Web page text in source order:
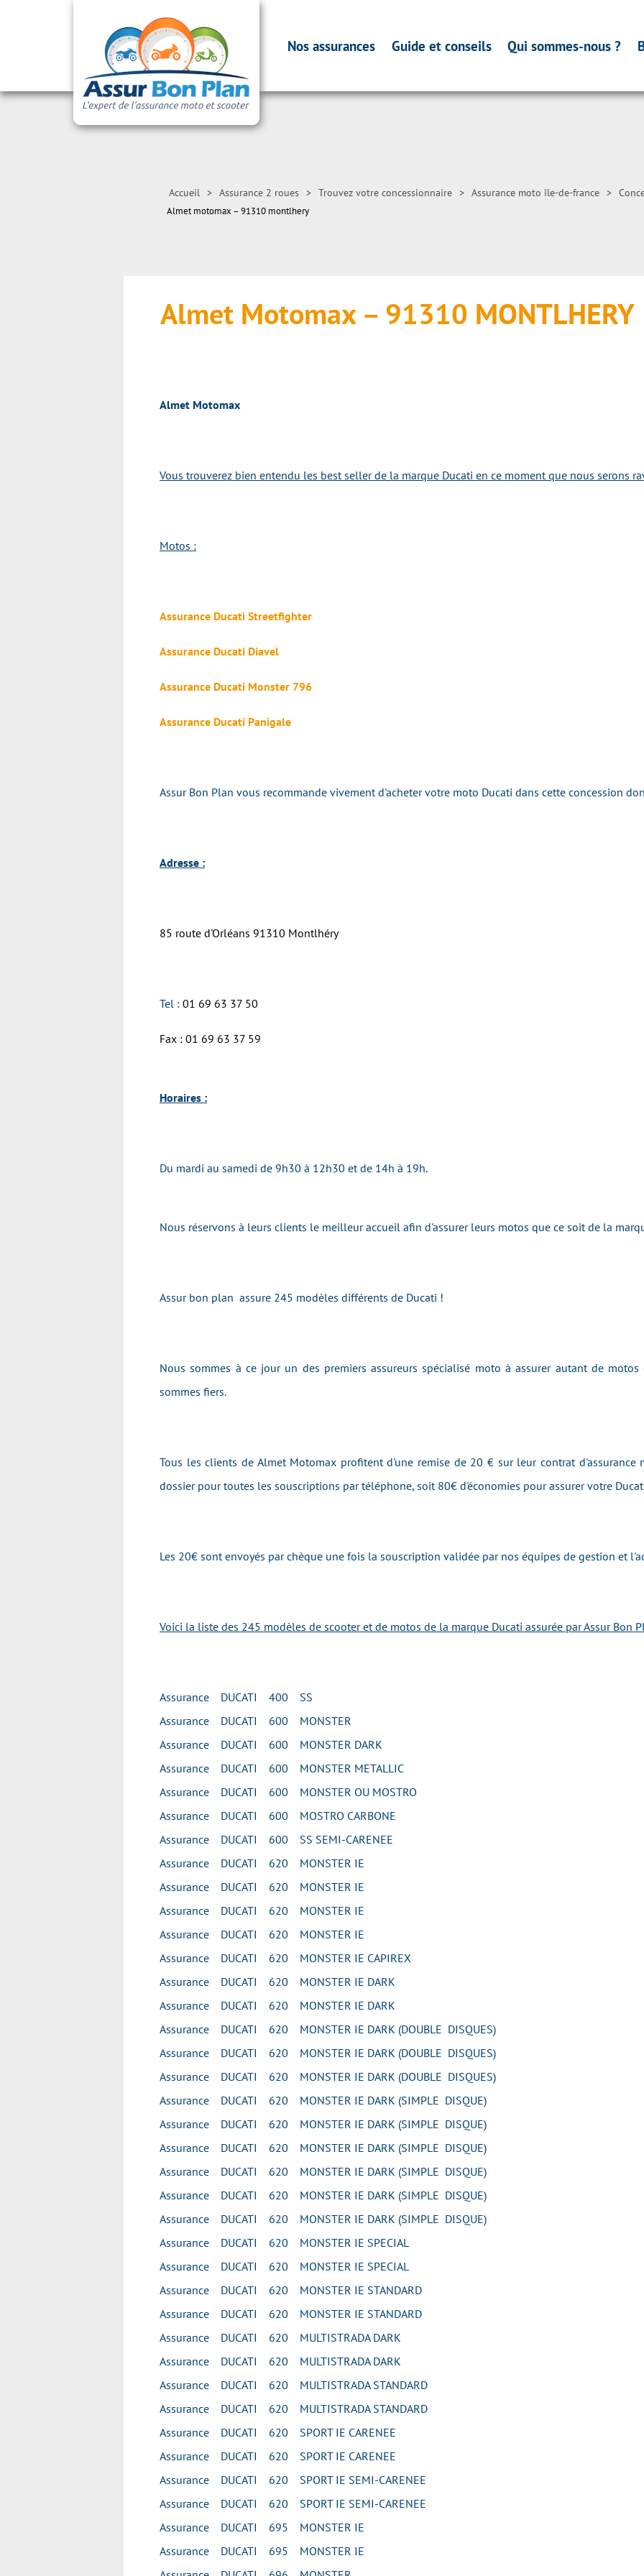
Nos assurances Guide et conseils Qui sommes-nous ?
Accueil > Assurance 2 roues > Trouvez votre concessionnaire > Assurance moto île-de-france >
Almet motomax – 91310 montlhery
Almet Motomax – 91310 MONTLHERY
Almet Motomax
Vous trouverez bien entendu les best seller de la marque Ducati en ce moment que nous serons
Motos :
Assurance Ducati Streetfighter
Assurance Ducati Diavel
Assurance Ducati Monster 796
Assurance Ducati Panigale
Assur Bon Plan vous recommande vivement d'acheter votre moto Ducati dans cette concession
Adresse :
85 route d'Orléans 91310 Montlhéry
Tel : 01 69 63 37 50
Fax : 01 69 63 37 59
Horaires :
Du mardi au samedi de 9h30 à 12h30 et de 14h à 19h.
Nous réservons à leurs clients le meilleur accueil afin d'assurer leurs motos que ce soit de la
Assur bon plan assure 245 modèles différents de Ducati !
Nous sommes à ce jour un des premiers assureurs spécialisé moto à assurer autant de
sommes fiers.
Tous les clients de Almet Motomax profitent d'une remise de 20 € sur leur contrat
dossier pour toutes les souscriptions par téléphone, soit 80€ d'économies pour assurer votre
Les 20€ sont envoyés par chèque une fois la souscription validée par nos équipes de gestion et
Voici la liste des 245 modèles de scooter et de motos de la marque Ducati assurée par Assur Bon
Assurance DUCATI 400 SS
Assurance DUCATI 600 MONSTER
Assurance DUCATI 600 MONSTER DARK
Assurance DUCATI 600 MONSTER METALLIC
Assurance DUCATI 600 MONSTER OU MOSTRO
Assurance DUCATI 600 MOSTRO CARBONE
Assurance DUCATI 600 SS SEMI-CARENEE
Assurance DUCATI 620 MONSTER IE
Assurance DUCATI 620 MONSTER IE
Assurance DUCATI 620 MONSTER IE
Assurance DUCATI 620 MONSTER IE
Assurance DUCATI 620 MONSTER IE CAPIREX
Assurance DUCATI 620 MONSTER IE DARK
Assurance DUCATI 620 MONSTER IE DARK
Assurance DUCATI 620 MONSTER IE DARK (DOUBLE DISQUES)
Assurance DUCATI 620 MONSTER IE DARK (DOUBLE DISQUES)
Assurance DUCATI 620 MONSTER IE DARK (DOUBLE DISQUES)
Assurance DUCATI 620 MONSTER IE DARK (SIMPLE DISQUE)
Assurance DUCATI 620 MONSTER IE DARK (SIMPLE DISQUE)
Assurance DUCATI 620 MONSTER IE DARK (SIMPLE DISQUE)
Assurance DUCATI 620 MONSTER IE DARK (SIMPLE DISQUE)
Assurance DUCATI 620 MONSTER IE DARK (SIMPLE DISQUE)
Assurance DUCATI 620 MONSTER IE DARK (SIMPLE DISQUE)
Assurance DUCATI 620 MONSTER IE SPECIAL
Assurance DUCATI 620 MONSTER IE SPECIAL
Assurance DUCATI 620 MONSTER IE STANDARD
Assurance DUCATI 620 MONSTER IE STANDARD
Assurance DUCATI 620 MULTISTRADA DARK
Assurance DUCATI 620 MULTISTRADA DARK
Assurance DUCATI 620 MULTISTRADA STANDARD
Assurance DUCATI 620 MULTISTRADA STANDARD
Assurance DUCATI 620 SPORT IE CARENEE
Assurance DUCATI 620 SPORT IE CARENEE
Assurance DUCATI 620 SPORT IE SEMI-CARENEE
Assurance DUCATI 620 SPORT IE SEMI-CARENEE
Assurance DUCATI 695 MONSTER IE
Assurance DUCATI 695 MONSTER IE